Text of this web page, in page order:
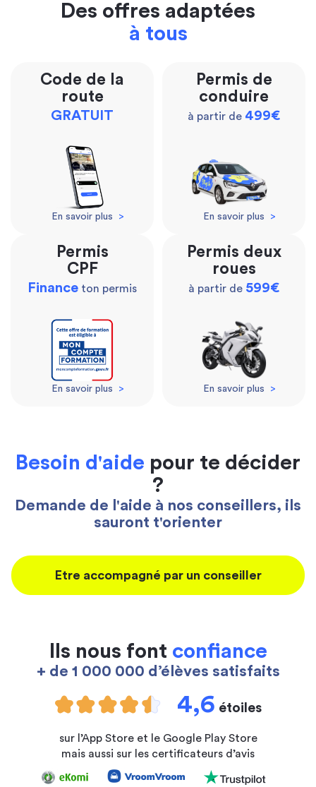
Des offres adaptées
à tous
Code de la
route
GRATUIT
En savoir plus >
Permis de
conduire
à partir de 499€
En savoir plus >
Permis
CPF
Finance ton permis
En savoir plus >
Permis deux
roues
à partir de 599€
En savoir plus >
Besoin d'aide pour te décider
?
Demande de l'aide à nos conseillers, ils
sauront t'orienter
Etre accompagné par un conseiller
Ils nous font confiance
+ de 1 000 000 d’élèves satisfaits
4,6 étoiles
sur l’App Store et le Google Play Store
mais aussi sur les certificateurs d’avis